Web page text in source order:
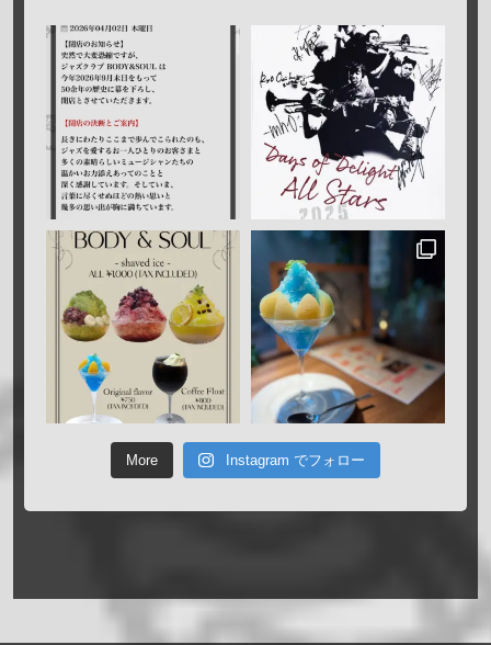
More Instagram でフォロー